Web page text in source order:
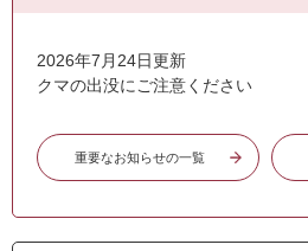
2026年7月24日更新
クマの出没にご注意ください
重要なお知らせの一覧